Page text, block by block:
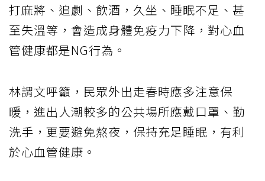
打麻將、追劇、飲酒，久坐、睡眠不足、甚
至失溫等，會造成身體免疫力下降，對心血
管健康都是NG行為。
林謂文呼籲，民眾外出走春時應多注意保
暖，進出人潮較多的公共場所應戴口罩、勤
洗手，更要避免熬夜，保持充足睡眠，有利
於心血管健康。